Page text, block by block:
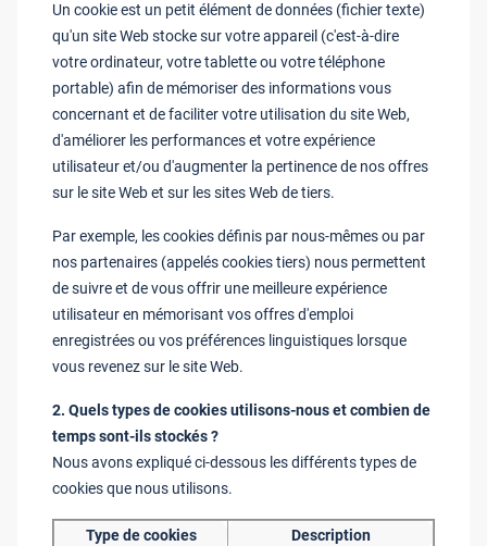
Un cookie est un petit élément de données (fichier texte)
qu'un site Web stocke sur votre appareil (c'est-à-dire
votre ordinateur, votre tablette ou votre téléphone
portable) afin de mémoriser des informations vous
concernant et de faciliter votre utilisation du site Web,
d'améliorer les performances et votre expérience
utilisateur et/ou d'augmenter la pertinence de nos offres
sur le site Web et sur les sites Web de tiers.
Par exemple, les cookies définis par nous-mêmes ou par
nos partenaires (appelés cookies tiers) nous permettent
de suivre et de vous offrir une meilleure expérience
utilisateur en mémorisant vos offres d'emploi
enregistrées ou vos préférences linguistiques lorsque
vous revenez sur le site Web.
2. Quels types de cookies utilisons-nous et combien de
temps sont-ils stockés ?
Nous avons expliqué ci-dessous les différents types de
cookies que nous utilisons.
Type de cookies Description